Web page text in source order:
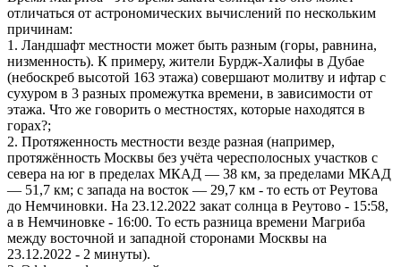
отличаться от астрономических вычислений по нескольким
причинам:
1. Ландшафт местности может быть разным (горы, равнина,
низменность). К примеру, жители Бурдж-Халифы в Дубае
(небоскреб высотой 163 этажа) совершают молитву и ифтар с
сухуром в 3 разных промежутка времени, в зависимости от
этажа. Что же говорить о местностях, которые находятся в
горах?;
2. Протяженность местности везде разная (например,
протяжённость Москвы без учёта чересполосных участков с
севера на юг в пределах МКАД — 38 км, за пределами МКАД
— 51,7 км; с запада на восток — 29,7 км - то есть от Реутова
до Немчиновки. На 23.12.2022 закат солнца в Реутово - 15:58,
а в Немчиновке - 16:00. То есть разница времени Магриба
между восточной и западной сторонами Москвы на
23.12.2022 - 2 минуты).